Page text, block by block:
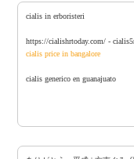
cialis in erboristeri
https://cialishrtoday.com/ -
cialis price in bangalore
cialis generico en guanajuato